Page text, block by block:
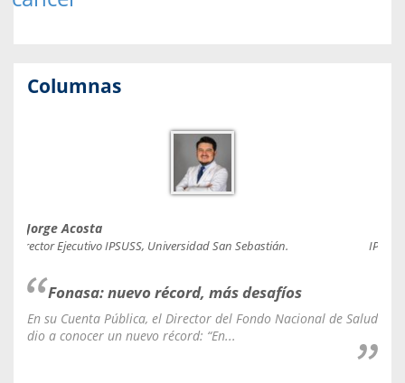
Columnas
Jorge Acosta
Director Ejecutivo IPSUSS, Universidad San Sebastián.
Fonasa: nuevo récord, más desafíos
En su Cuenta Pública, el Director del Fondo Nacional de Salud
dio a conocer un nuevo récord: “En...